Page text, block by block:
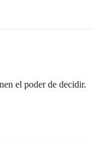
el poder de decidir.